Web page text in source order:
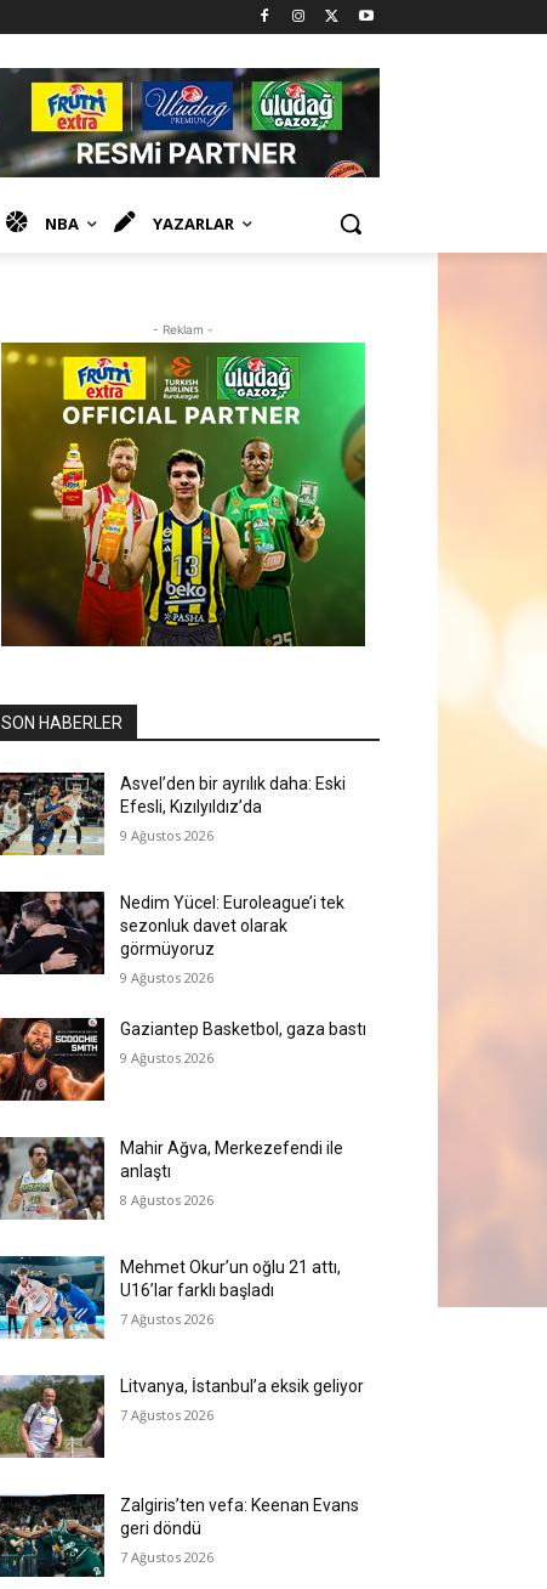
NBA YAZARLAR
- Reklam -
SON HABERLER
Asvel’den bir ayrılık daha: Eski
Efesli, Kızılyıldız’da
9 Ağustos 2026
Nedim Yücel: Euroleague’i tek
sezonluk davet olarak
görmüyoruz
9 Ağustos 2026
Gaziantep Basketbol, gaza bastı
9 Ağustos 2026
Mahir Ağva, Merkezefendi ile
anlaştı
8 Ağustos 2026
Mehmet Okur’un oğlu 21 attı,
U16’lar farklı başladı
7 Ağustos 2026
Litvanya, İstanbul’a eksik geliyor
7 Ağustos 2026
Zalgiris’ten vefa: Keenan Evans
geri döndü
7 Ağustos 2026